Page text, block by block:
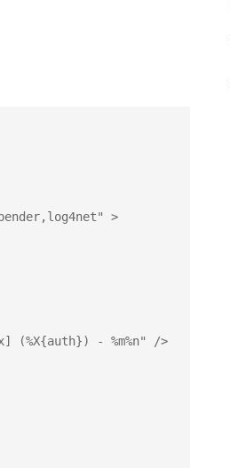
>
(%X{auth}) - %m%n" />